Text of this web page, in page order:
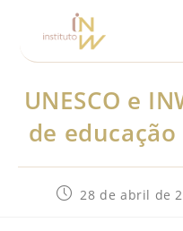
UNESCO e
de
28 de abril de